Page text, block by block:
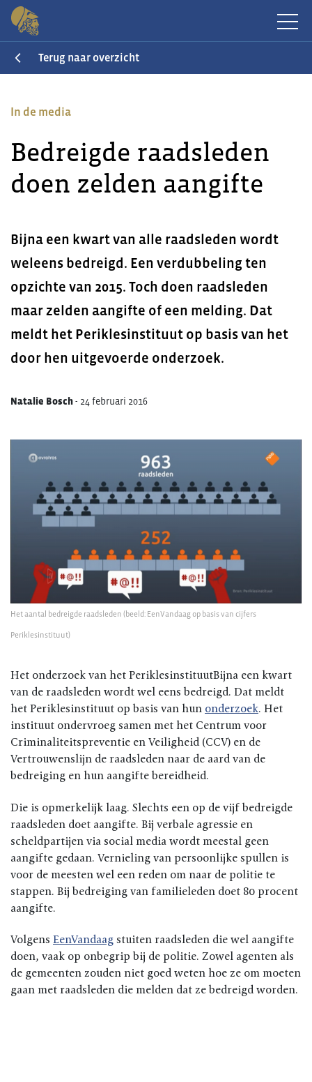
Terug naar overzicht
In de media
Bedreigde raadsleden
doen zelden aangifte
Bijna een kwart van alle raadsleden wordt
weleens bedreigd. Een verdubbeling ten
opzichte van 2015. Toch doen raadsleden
maar zelden aangifte of een melding. Dat
meldt het Periklesinstituut op basis van het
door hen uitgevoerde onderzoek.
Natalie Bosch- 24 februari 2016
Het aantal bedreigde raadsleden (beeld: EenVandaag op basis van cijfers
Periklesinstituut)
Het onderzoek van het PeriklesinstituutBijna een kwart
van de raadsleden wordt wel eens bedreigd. Dat meldt
het Periklesinstituut op basis van hun onderzoek. Het
instituut ondervroeg samen met het Centrum voor
Criminaliteitspreventie en Veiligheid (CCV) en de
Vertrouwenslijn de raadsleden naar de aard van de
bedreiging en hun aangifte bereidheid.
Die is opmerkelijk laag. Slechts een op de vijf bedreigde
raadsleden doet aangifte. Bij verbale agressie en
scheldpartijen via social media wordt meestal geen
aangifte gedaan. Vernieling van persoonlijke spullen is
voor de meesten wel een reden om naar de politie te
stappen. Bij bedreiging van familieleden doet 80 procent
aangifte.
Volgens EenVandaag stuiten raadsleden die wel aangifte
doen, vaak op onbegrip bij de politie. Zowel agenten als
de gemeenten zouden niet goed weten hoe ze om moeten
gaan met raadsleden die melden dat ze bedreigd worden.